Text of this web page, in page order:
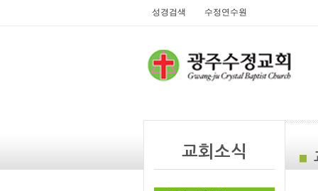
성경검색 수정연수원
교회소식